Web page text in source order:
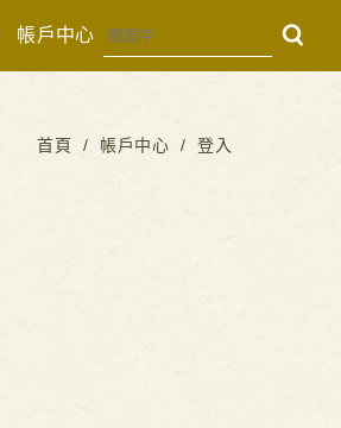
帳戶中心
首頁 帳戶中心 登入